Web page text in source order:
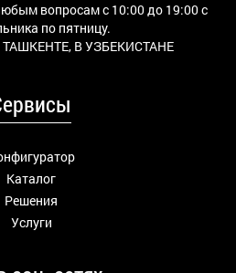
вопросам с 10:00 до 19:00 с
по пятницу.
В УЗБЕКИСТАНЕ
Каталог
Решения
Услуги